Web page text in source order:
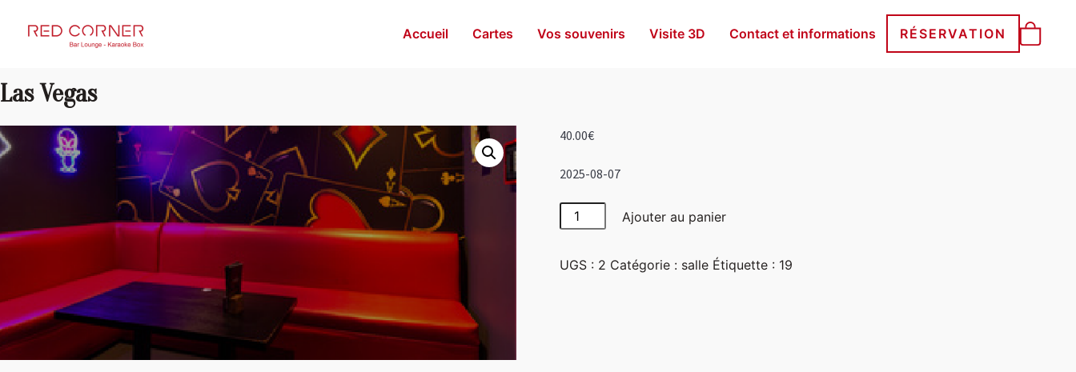
RED CORNER Accueil Cartes Vos souvenirs Visite 3D Contact et informations RÉSERVATION
Las Vegas
40.00€
2025-08-07
quantité
de
Vegas
Ajouter au panier
UGS : 2 Catégorie : salle Étiquette : 19